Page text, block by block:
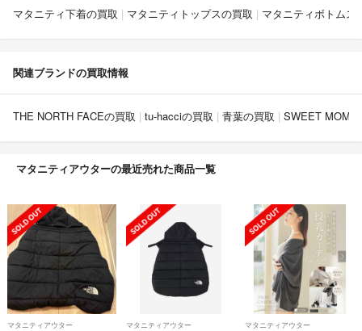
マタニティ下着の買取 マタニティトップスの買取 マタニティボトムス
関連ブランドの買取情報
THE NORTH FACEの買取 tu-hacciの買取 青葉の買取 SWEET
マタニティアウターの最近売れた商品一覧
マタニティアウター マタニティアウター マタニティアウター